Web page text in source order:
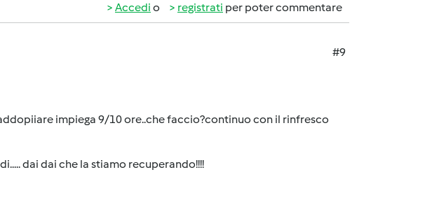
Accedi o registrati per poter commentare
#9
impiega 9/10 ore..che faccio?continuo con il rinfresco
dai dai che la stiamo recuperando!!!!